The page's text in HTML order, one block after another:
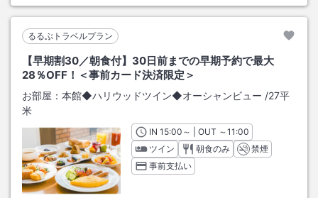
るるぶトラベルプラン
【早期割30／朝食付】30日前までの早期予約で最大
28％OFF！＜事前カード決済限定＞
お部屋： 本館◆ハリウッドツイン◆オーシャンビュー /27平
米
INチェックイン
15:00 ～ | OUT チェックアウト
～11:00
ツイン
朝食のみ
禁煙
事前支払い